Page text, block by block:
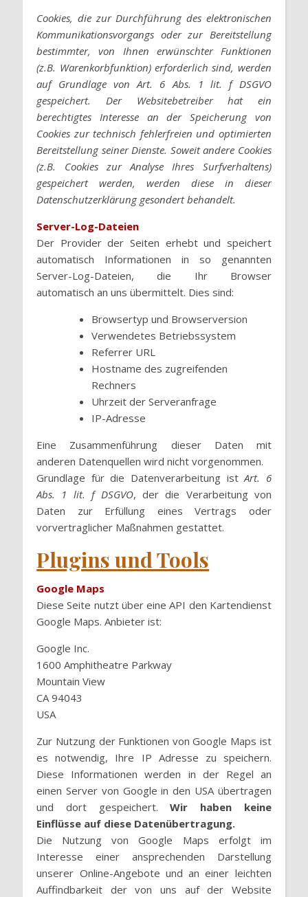
Cookies, die zur Durchführung des elektronischen
Kommunikationsvorgangs oder zur Bereitstellung
bestimmter, von Ihnen erwünschter Funktionen
(z.B. Warenkorbfunktion) erforderlich sind, werden
auf Grundlage von Art. 6 Abs. 1 lit. f DSGVO
gespeichert. Der Websitebetreiber hat ein
berechtigtes Interesse an der Speicherung von
Cookies zur technisch fehlerfreien und optimierten
Bereitstellung seiner Dienste. Soweit andere Cookies
(z.B. Cookies zur Analyse Ihres Surfverhaltens)
gespeichert werden, werden diese in dieser
Datenschutzerklärung gesondert behandelt.
Server-Log-Dateien
Der Provider der Seiten erhebt und speichert
automatisch Informationen in so genannten
Server-Log-Dateien, die Ihr Browser
automatisch an uns übermittelt. Dies sind:
Browsertyp und Browserversion
Verwendetes Betriebssystem
Referrer URL
Hostname des zugreifenden
Rechners
Uhrzeit der Serveranfrage
IP-Adresse
Eine Zusammenführung dieser Daten mit
anderen Datenquellen wird nicht vorgenommen.
Grundlage für die Datenverarbeitung istArt. 6
Abs. 1 lit. f DSGVO, der die Verarbeitung von
Daten zur Erfüllung eines Vertrags oder
vorvertraglicher Maßnahmen gestattet.
Plugins und Tools
Google Maps
Diese Seite nutzt über eine API den Kartendienst
Google Maps. Anbieter ist:
Google Inc.
1600 Amphitheatre Parkway
Mountain View
CA 94043
USA
Zur Nutzung der Funktionen von Google Maps ist
es notwendig, Ihre IP Adresse zu speichern.
Diese Informationen werden in der Regel an
einen Server von Google in den USA übertragen
und dort gespeichert.Wir haben keine
Einflüsse auf diese Datenübertragung.
Die Nutzung von Google Maps erfolgt im
Interesse einer ansprechenden Darstellung
unserer Online-Angebote und an einer leichten
Auffindbarkeit der von uns auf der Website